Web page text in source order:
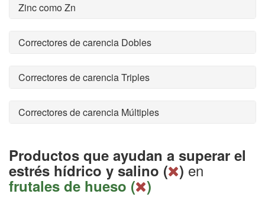
Zinc como Zn
Correctores de carencia Dobles
Correctores de carencia Triples
Correctores de carencia Múltiples
Productos que ayudan a superar el
estrés hídrico y salino ( ) en
frutales de hueso ( )